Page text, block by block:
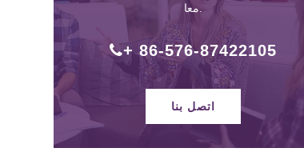
معا.
+ 86-576-87422105
اتصل بنا